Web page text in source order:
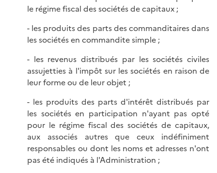
le régime fiscal des sociétés de capitaux ;
- les produits des parts des commanditaires dans
les sociétés en commandite simple ;
- les revenus distribués par les sociétés civiles
assujetties à l'impôt sur les sociétés en raison de
leur forme ou de leur objet ;
- les produits des parts d'intérêt distribués par
les sociétés en participation n'ayant pas opté
pour le régime fiscal des sociétés de capitaux,
aux associés autres que ceux indéfiniment
responsables ou dont les noms et adresses n'ont
pas été indiqués à l'Administration ;